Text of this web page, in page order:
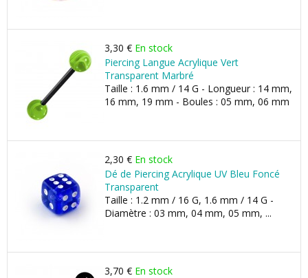
3,30 € En stock
Piercing Langue Acrylique Vert
Transparent Marbré
Taille : 1.6 mm / 14 G - Longueur : 14 mm,
16 mm, 19 mm - Boules : 05 mm, 06 mm
2,30 € En stock
Dé de Piercing Acrylique UV Bleu Foncé
Transparent
Taille : 1.2 mm / 16 G, 1.6 mm / 14 G -
Diamètre : 03 mm, 04 mm, 05 mm, ...
3,70 € En stock